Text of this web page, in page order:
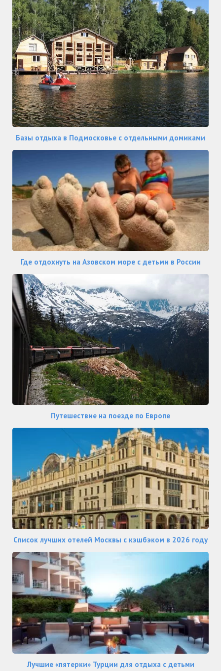
Базы отдыха в Подмосковье с отдельными домиками
Где отдохнуть на Азовском море с детьми в России
Путешествие на поезде по Европе
Список лучших отелей Москвы с кэшбэком в 2026 году
Лучшие «пятерки» Турции для отдыха с детьми